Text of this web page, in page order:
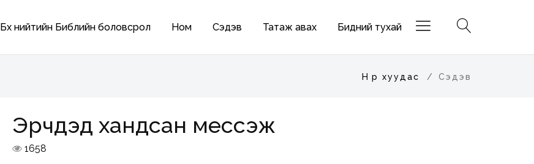
Бүх нийтийн Библийн боловсрол Ном Сэдэв Татаж авах Бидний тухай
Нүүр хуудас Сэдэв
Эрчүүдэд хандсан мессэж
1658